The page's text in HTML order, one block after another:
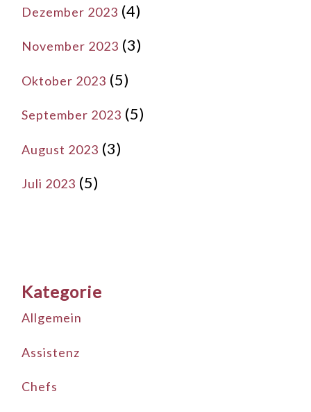
Dezember 2023 (4)
November 2023 (3)
Oktober 2023 (5)
September 2023 (5)
August 2023 (3)
Juli 2023 (5)
Kategorie
Allgemein
Assistenz
Chefs